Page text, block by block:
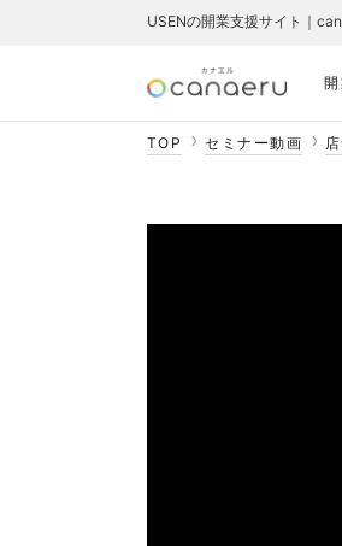
USENの開業支援サイト｜
TOP セミナー動画